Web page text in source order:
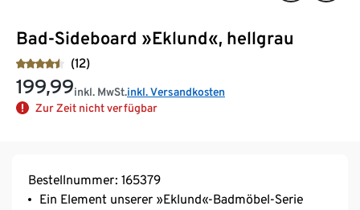
Bad-Sideboard »Eklund«, hellgrau
(12)
199,99inkl. MwSt.inkl. Versandkosten
Zur Zeit nicht verfügbar
Bestellnummer: 165379
Ein Element unserer »Eklund«-Badmöbel-Serie